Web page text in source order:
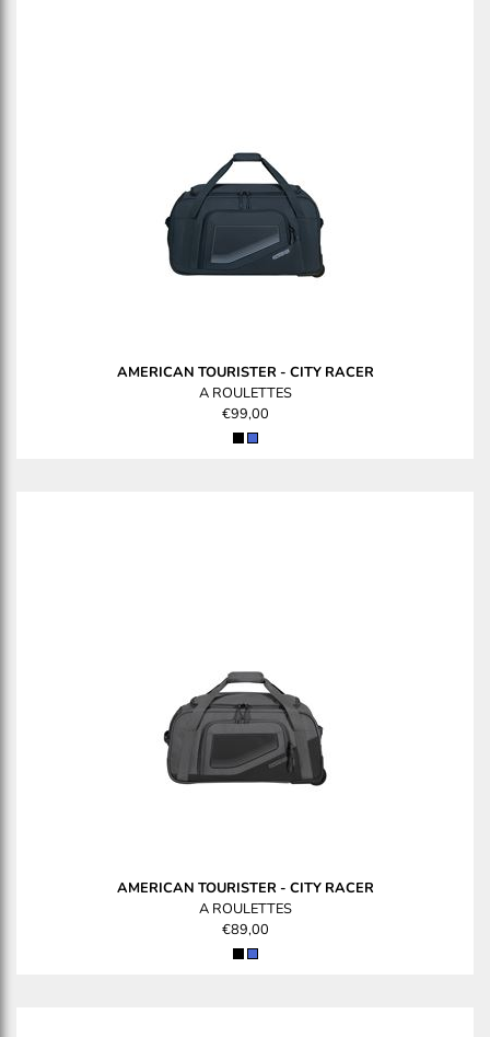
AMERICAN TOURISTER - CITY RACER
A ROULETTES
€99,00
AMERICAN TOURISTER - CITY RACER
A ROULETTES
€89,00